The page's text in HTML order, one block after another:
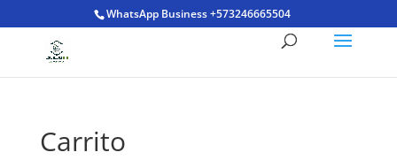
WhatsApp Business +573246665504
Carrito